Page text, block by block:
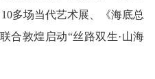
多场当代艺术展、《海底总
合敦煌启动“丝路双生·山海